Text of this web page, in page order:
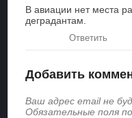
В авиации нет места
деградантам.
Ответить
Добавить
Ваш адрес email не
Обязательные поля